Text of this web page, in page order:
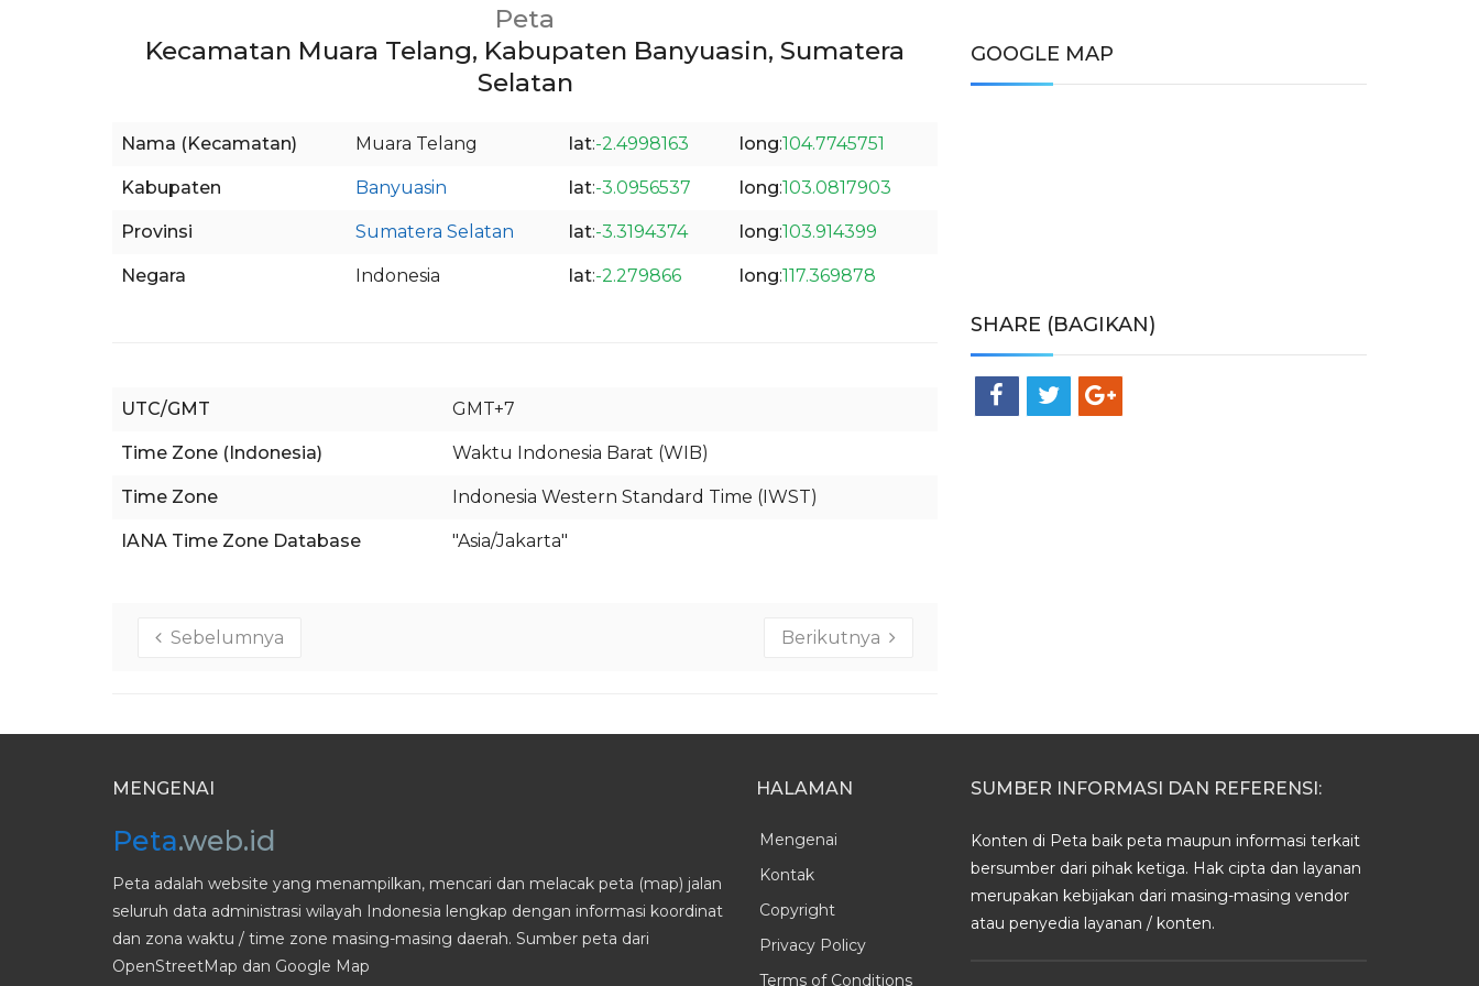
Peta
Kecamatan Muara Telang, Kabupaten Banyuasin, Sumatera
Selatan
Nama (Kecamatan) Muara Telang lat:-2.4998163 long:104.7745751
Kabupaten Banyuasin lat:-3.0956537 long:103.0817903
Provinsi Sumatera Selatan lat:-3.3194374 long:103.914399
Negara Indonesia lat:-2.279866 long:117.369878
UTC/GMT GMT+7
Time Zone (Indonesia) Waktu Indonesia Barat (WIB)
Time Zone Indonesia Western Standard Time (IWST)
IANA Time Zone Database "Asia/Jakarta"
Sebelumnya Berikutnya
GOOGLE MAP
SHARE (BAGIKAN)
MENGENAI
Peta.web.id
Peta adalah website yang menampilkan, mencari dan melacak peta (map) jalan
seluruh data administrasi wilayah Indonesia lengkap dengan informasi koordinat
dan zona waktu / time zone masing-masing daerah. Sumber peta dari
OpenStreetMap dan Google Map
HALAMAN
Mengenai
Kontak
Copyright
Privacy Policy
Terms of Conditions
SUMBER INFORMASI DAN REFERENSI:
Konten di Peta baik peta maupun informasi terkait
bersumber dari pihak ketiga. Hak cipta dan layanan
merupakan kebijakan dari masing-masing vendor
atau penyedia layanan / konten.